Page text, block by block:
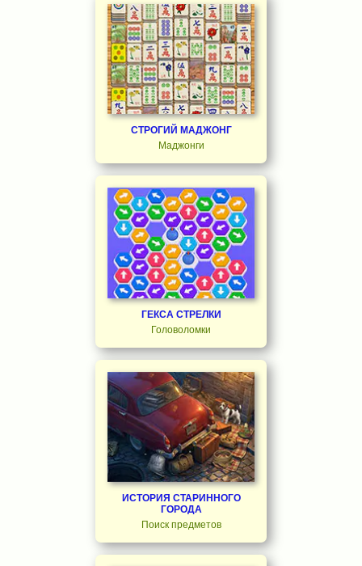
СТРОГИЙ МАДЖОНГ
Маджонги
ГЕКСА СТРЕЛКИ
Головоломки
ИСТОРИЯ СТАРИННОГО
ГОРОДА
Поиск предметов